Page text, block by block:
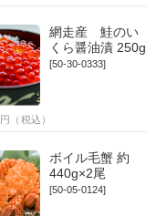
網走産 鮭のい
くら醤油漬 250g
[50-30-0333]
円（税込）
ボイル毛蟹 約
440g×2尾
[50-05-0124]